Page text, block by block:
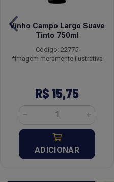
Vinho Campo Largo Suave
Tinto 750ml
Código: 22775
*Imagem meramente ilustrativa
R$ 15,75
ADICIONAR